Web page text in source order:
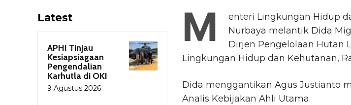
Latest
APHI Tinjau
Kesiapsiagaan
Pengendalian
Karhutla di OKI
9 Agustus 2026
M
enteri Lingkungan Hidup
Nurbaya melantik Dida
Dirjen Pengelolaan Hutan
Lingkungan Hidup dan Kehutanan,
Dida menggantikan Agus Justianto
Analis Kebijakan Ahli Utama.